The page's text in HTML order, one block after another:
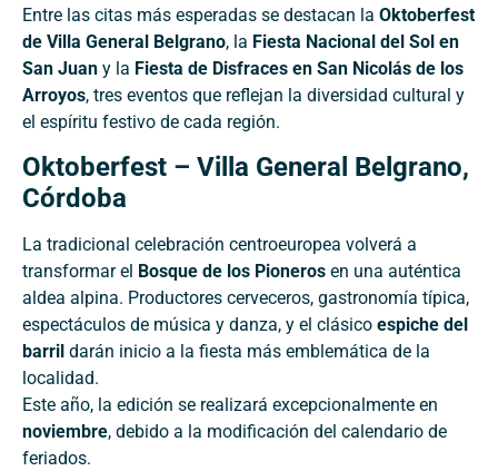
Entre las citas más esperadas se destacan la Oktoberfest
de Villa General Belgrano, la Fiesta Nacional del Sol en
San Juan y la Fiesta de Disfraces en San Nicolás de los
Arroyos, tres eventos que reflejan la diversidad cultural y
el espíritu festivo de cada región.
Oktoberfest – Villa General Belgrano,
Córdoba
La tradicional celebración centroeuropea volverá a
transformar el Bosque de los Pioneros en una auténtica
aldea alpina. Productores cerveceros, gastronomía típica,
espectáculos de música y danza, y el clásico espiche del
barril darán inicio a la fiesta más emblemática de la
localidad.
Este año, la edición se realizará excepcionalmente en
noviembre, debido a la modificación del calendario de
feriados.